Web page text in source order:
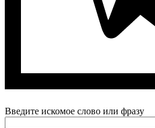
Введите искомое слово или фразу